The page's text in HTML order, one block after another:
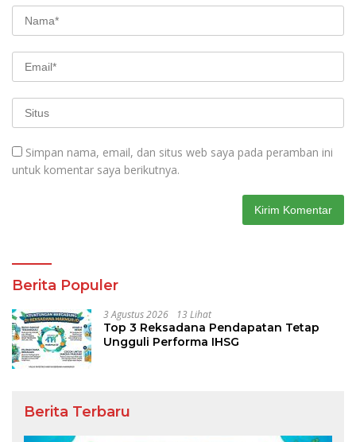
Simpan nama, email, dan situs web saya pada peramban ini
untuk komentar saya berikutnya.
Berita Populer
3 Agustus 2026 13 Lihat
Top 3 Reksadana Pendapatan Tetap
Ungguli Performa IHSG
Berita Terbaru